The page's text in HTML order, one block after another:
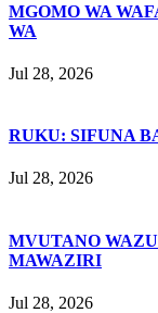
MGOMO WA
WA
Jul 28, 2026
RUKU: SIFUNA
Jul 28, 2026
MVUTANO
MAWAZIRI
Jul 28, 2026